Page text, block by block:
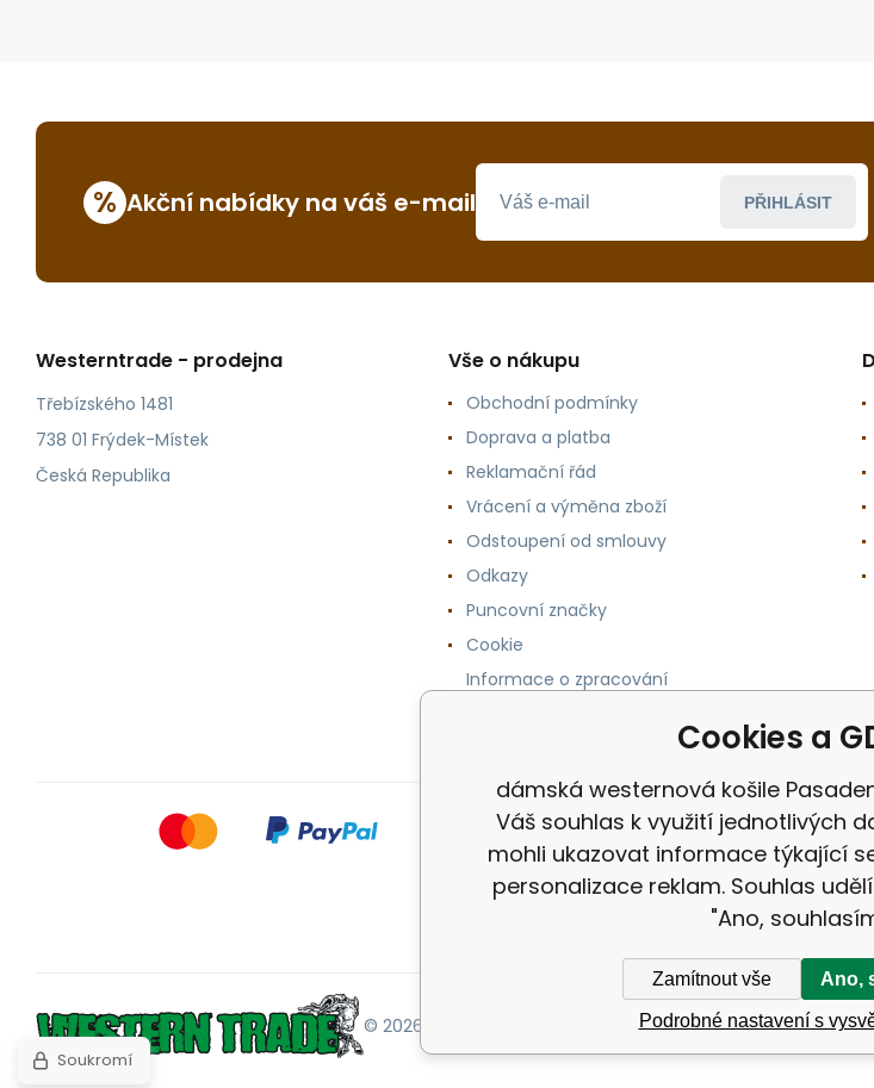
% Akční nabídky na váš e-mail PŘIHLÁSIT
Westerntrade - prodejna
Třebízského 1481
738 01 Frýdek-Místek
Česká Republika
Vše o nákupu
Obchodní podmínky
Doprava a platba
Reklamační řád
Vrácení a výměna zboží
Odstoupení od smlouvy
Odkazy
Puncovní značky
Cookie
Informace o zpracování
© 2026 |
Cookies a
dámská westernová košile
Váš souhlas k využití jednotlivých
mohli ukazovat informace týkající
personalizace reklam. Souhlas
"Ano,
Zamítnout vše Ano,
Podrobné nastavení s
Soukromí